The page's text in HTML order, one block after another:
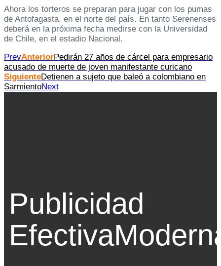
Ahora los torteros se preparan para jugar con los pumas
de Antofagasta, en el norte del país. En tanto Serenenses
deberá en la próxima fecha medirse con la Universidad
de Chile, en el estadio Nacional.
PrevAnteriorPedirán 27 años de cárcel para empresario
acusado de muerte de joven manifestante curicano
SiguienteDetienen a sujeto que baleó a colombiano en
SarmientoNext
Publicidad
Efectiva